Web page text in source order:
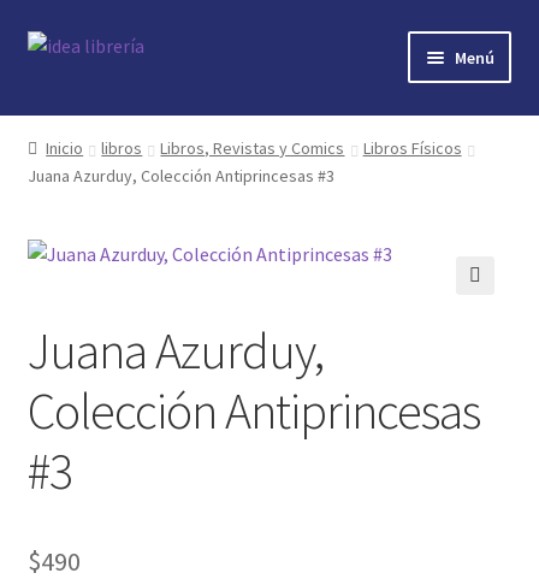
Ir
Ir
Menú
Inicio
contacto
libros
nosotros
novedades
preguntas
Inicio libros Libros, Revistas y Comics
Libros Físicos
Juana Azurduy, Colección Antiprincesas #3
Juana Azurduy,
Colección Antiprincesas
#3
$490